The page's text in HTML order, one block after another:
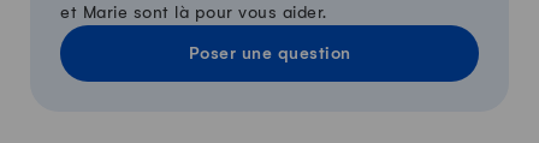
et Marie sont là pour vous aider.
Poser une question